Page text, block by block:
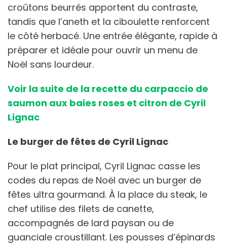
croûtons beurrés apportent du contraste,
tandis que l’aneth et la ciboulette renforcent
le côté herbacé. Une entrée élégante, rapide à
préparer et idéale pour ouvrir un menu de
Noël sans lourdeur.
Voir la suite de la recette du carpaccio de
saumon aux baies roses et citron de Cyril
Lignac
Le burger de fêtes de Cyril Lignac
Pour le plat principal, Cyril Lignac casse les
codes du repas de Noël avec un burger de
fêtes ultra gourmand. À la place du steak, le
chef utilise des filets de canette,
accompagnés de lard paysan ou de
guanciale croustillant. Les pousses d’épinards